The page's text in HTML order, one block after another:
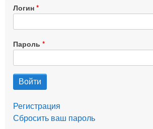
Логин
Пароль
Регистрация
Сбросить ваш пароль